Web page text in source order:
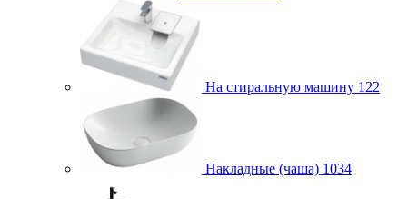
На стиральную машину 122
Накладные (чаша) 1034